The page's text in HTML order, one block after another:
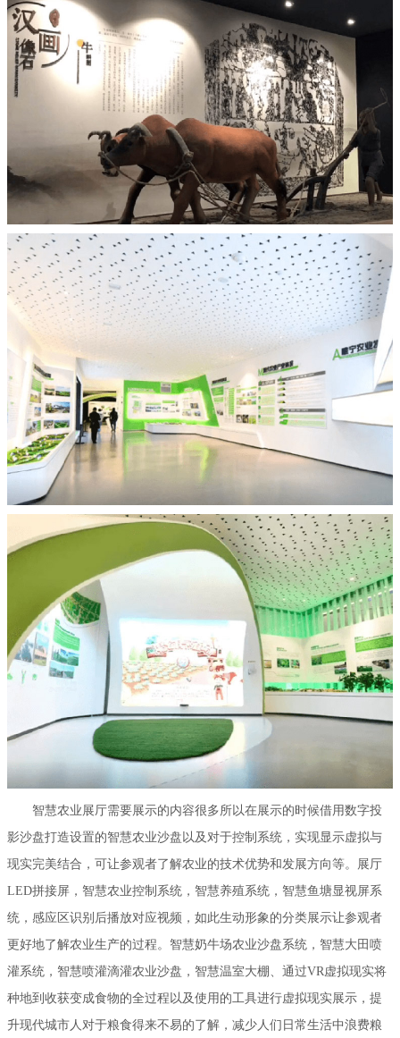
智慧农业展厅需要展示的内容很多所以在展示的时候借用数字投
影沙盘打造设置的智慧农业沙盘以及对于控制系统，实现显示虚拟与
现实完美结合，可让参观者了解农业的技术优势和发展方向等。展厅
LED拼接屏，智慧农业控制系统，智慧养殖系统，智慧鱼塘显视屏系
统，感应区识别后播放对应视频，如此生动形象的分类展示让参观者
更好地了解农业生产的过程。智慧奶牛场农业沙盘系统，智慧大田喷
灌系统，智慧喷灌滴灌农业沙盘，智慧温室大棚、通过VR虚拟现实将
种地到收获变成食物的全过程以及使用的工具进行虚拟现实展示，提
升现代城市人对于粮食得来不易的了解，减少人们日常生活中浪费粮